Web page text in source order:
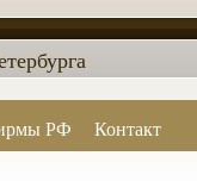
РФ
Контакт